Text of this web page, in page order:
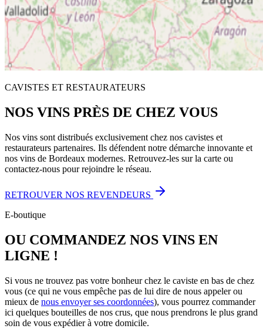
CAVISTES ET RESTAURATEURS
NOS VINS PRÈS DE CHEZ VOUS
Nos vins sont distribués exclusivement chez nos cavistes et
restaurateurs partenaires. Ils défendent notre démarche innovante et
nos vins de Bordeaux modernes. Retrouvez-les sur la carte ou
contactez-nous pour rejoindre le réseau.
RETROUVER NOS REVENDEURS
E-boutique
OU COMMANDEZ NOS VINS EN
LIGNE !
Si vous ne trouvez pas votre bonheur chez le caviste en bas de chez
vous (ce qui ne vous empêche pas de lui dire de nous appeler ou
mieux de nous envoyer ses coordonnées), vous pourrez commander
ici quelques bouteilles de nos crus, que nous prendrons le plus grand
soin de vous expédier à votre domicile.